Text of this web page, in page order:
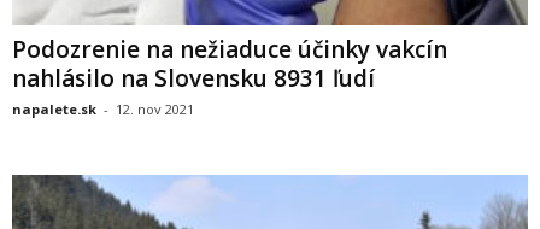
Podozrenie na nežiaduce účinky vakcín
nahlásilo na Slovensku 8931 ľudí
napalete.sk - 12. nov 2021